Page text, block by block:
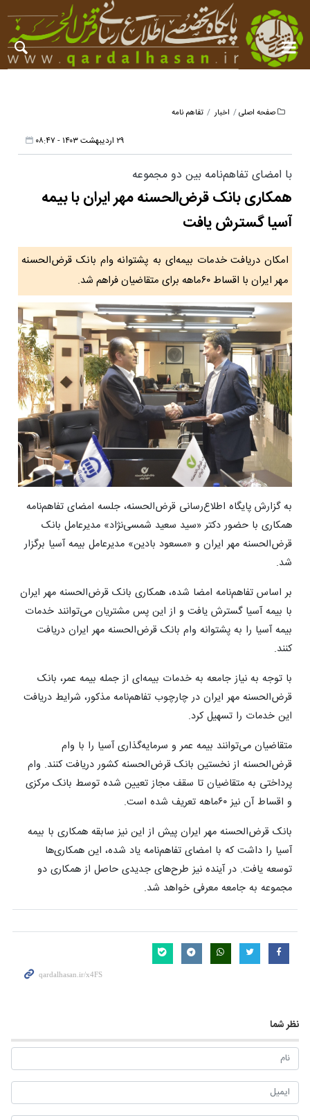
صفحه اصلی اخبار تفاهم نامه
۲۹ اردیبهشت ۱۴۰۳ - ۰۸:۴۷
با امضای تفاهم‌نامه بین دو مجموعه
همکاری بانک قرض‌الحسنه مهر ایران با بیمه
آسیا گسترش یافت
امکان دریافت خدمات بیمه‌ای به پشتوانه وام بانک قرض‌الحسنه
مهر ایران با اقساط ۶۰ماهه برای متقاضیان فراهم شد.
به گزارش پایگاه اطلاع‌رسانی قرض‌الحسنه، جلسه امضای تفاهم‌نامه
همکاری با حضور دکتر «سید سعید شمسی‌نژاد» مدیرعامل بانک
قرض‌الحسنه مهر ایران و «مسعود بادین» مدیرعامل بیمه آسیا برگزار
شد.
بر اساس تفاهم‌نامه امضا شده، همکاری بانک قرض‌الحسنه مهر ایران
با بیمه آسیا گسترش یافت و از این پس مشتریان می‌توانند خدمات
بیمه آسیا را به پشتوانه وام بانک قرض‌الحسنه مهر ایران دریافت
کنند.
با توجه به نیاز جامعه به خدمات بیمه‌ای از جمله بیمه عمر، بانک
قرض‌الحسنه مهر ایران در چارچوب تفاهم‌نامه مذکور، شرایط دریافت
این خدمات را تسهیل کرد.
متقاضیان می‌توانند بیمه عمر و سرمایه‌گذاری آسیا را با وام
قرض‌الحسنه از نخستین بانک قرض‌الحسنه کشور دریافت کنند. وام
پرداختی به متقاضیان تا سقف مجاز تعیین شده توسط بانک مرکزی
و اقساط آن نیز ۶۰ماهه تعریف شده است.
بانک قرض‌الحسنه مهر ایران پیش از این نیز سابقه همکاری با بیمه
آسیا را داشت که با امضای تفاهم‌نامه یاد شده، این همکاری‌ها
توسعه یافت. در آینده نیز طرح‌های جدیدی حاصل از همکاری دو
مجموعه به جامعه معرفی خواهد شد.
نظر شما